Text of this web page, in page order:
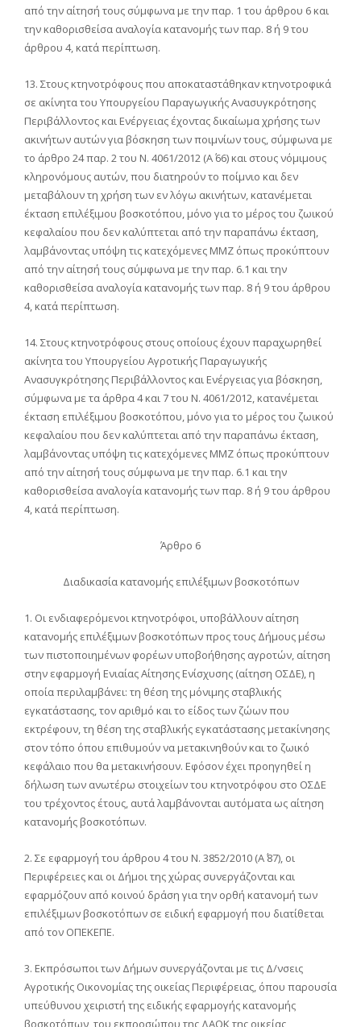
από την αίτησή τους σύμφωνα με την παρ. 1 του άρθρου 6 και
την καθορισθείσα αναλογία κατανομής των παρ. 8 ή 9 του
άρθρου 4, κατά περίπτωση.
13. Στους κτηνοτρόφους που αποκαταστάθηκαν κτηνοτροφικά
σε ακίνητα του Υπουργείου Παραγωγικής Ανασυγκρότησης
Περιβάλλοντος και Ενέργειας έχοντας δικαίωμα χρήσης των
ακινήτων αυτών για βόσκηση των ποιμνίων τους, σύμφωνα με
το άρθρο 24 παρ. 2 του Ν. 4061/2012 (Α΄ 66) και στους νόμιμους
κληρονόμους αυτών, που διατηρούν το ποίμνιο και δεν
μεταβάλουν τη χρήση των εν λόγω ακινήτων, κατανέμεται
έκταση επιλέξιμου βοσκοτόπου, μόνο για το μέρος του ζωικού
κεφαλαίου που δεν καλύπτεται από την παραπάνω έκταση,
λαμβάνοντας υπόψη τις κατεχόμενες ΜΜΖ όπως προκύπτουν
από την αίτησή τους σύμφωνα με την παρ. 6.1 και την
καθορισθείσα αναλογία κατανομής των παρ. 8 ή 9 του άρθρου
4, κατά περίπτωση.
14. Στους κτηνοτρόφους στους οποίους έχουν παραχωρηθεί
ακίνητα του Υπουργείου Αγροτικής Παραγωγικής
Ανασυγκρότησης Περιβάλλοντος και Ενέργειας για βόσκηση,
σύμφωνα με τα άρθρα 4 και 7 του Ν. 4061/2012, κατανέμεται
έκταση επιλέξιμου βοσκοτόπου, μόνο για το μέρος του ζωικού
κεφαλαίου που δεν καλύπτεται από την παραπάνω έκταση,
λαμβάνοντας υπόψη τις κατεχόμενες ΜΜΖ όπως προκύπτουν
από την αίτησή τους σύμφωνα με την παρ. 6.1 και την
καθορισθείσα αναλογία κατανομής των παρ. 8 ή 9 του άρθρου
4, κατά περίπτωση.
Άρθρο 6
Διαδικασία κατανομής επιλέξιμων βοσκοτόπων
1. Οι ενδιαφερόμενοι κτηνοτρόφοι, υποβάλλουν αίτηση
κατανομής επιλέξιμων βοσκοτόπων προς τους Δήμους μέσω
των πιστοποιημένων φορέων υποβοήθησης αγροτών, αίτηση
στην εφαρμογή Ενιαίας Αίτησης Ενίσχυσης (αίτηση ΟΣΔΕ), η
οποία περιλαμβάνει: τη θέση της μόνιμης σταβλικής
εγκατάστασης, τον αριθμό και το είδος των ζώων που
εκτρέφουν, τη θέση της σταβλικής εγκατάστασης μετακίνησης
στον τόπο όπου επιθυμούν να μετακινηθούν και το ζωικό
κεφάλαιο που θα μετακινήσουν. Εφόσον έχει προηγηθεί η
δήλωση των ανωτέρω στοιχείων του κτηνοτρόφου στο ΟΣΔΕ
του τρέχοντος έτους, αυτά λαμβάνονται αυτόματα ως αίτηση
κατανομής βοσκοτόπων.
2. Σε εφαρμογή του άρθρου 4 του Ν. 3852/2010 (Α΄ 87), οι
Περιφέρειες και οι Δήμοι της χώρας συνεργάζονται και
εφαρμόζουν από κοινού δράση για την ορθή κατανομή των
επιλέξιμων βοσκοτόπων σε ειδική εφαρμογή που διατίθεται
από τον ΟΠΕΚΕΠΕ.
3. Εκπρόσωποι των Δήμων συνεργάζονται με τις Δ/νσεις
Αγροτικής Οικονομίας της οικείας Περιφέρειας, όπου παρουσία
υπεύθυνου χειριστή της ειδικής εφαρμογής κατανομής
βοσκοτόπων, του εκπροσώπου της ΔΑΟΚ της οικείας